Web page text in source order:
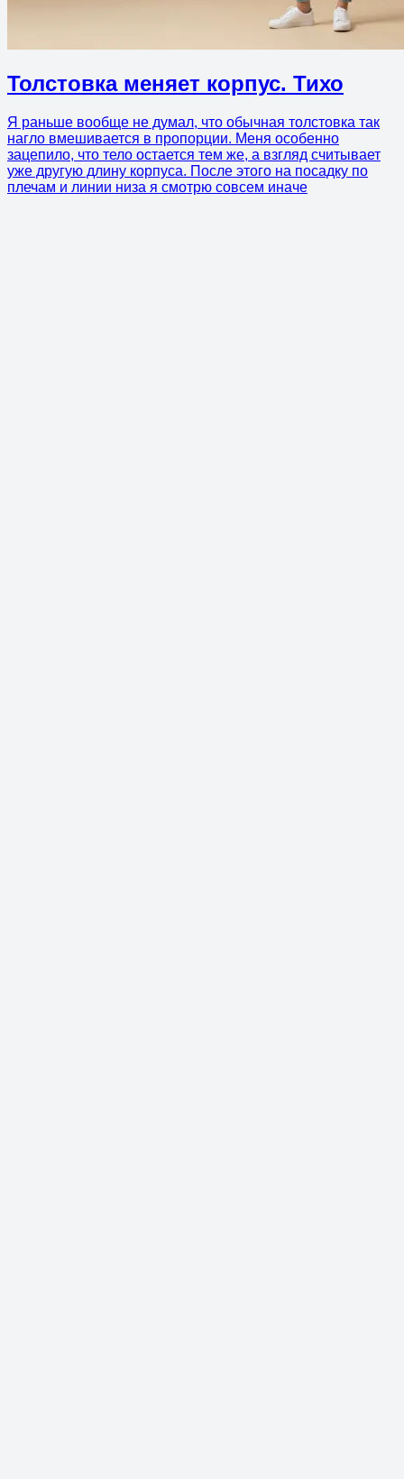
Толстовка меняет корпус. Тихо
Я раньше вообще не думал, что обычная толстовка так
нагло вмешивается в пропорции. Меня особенно
зацепило, что тело остается тем же, а взгляд считывает
уже другую длину корпуса. После этого на посадку по
плечам и линии низа я смотрю совсем иначе